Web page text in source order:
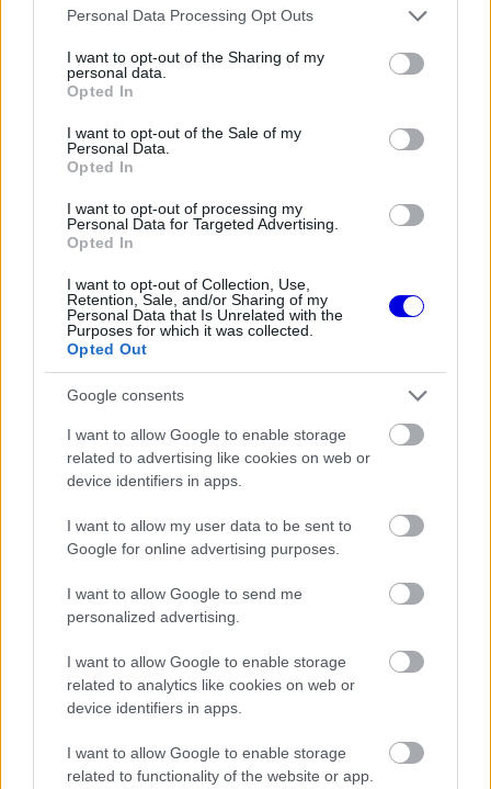
Please note that this website/app uses one or more Google
not limited to your visit or usage behaviour. You may click to
grant or deny consent to Google and its third-party tags to
use your data for below specified purposes in below Google
consent section.
Personal Data Processing Opt Outs
I want to opt-out of the Sharing of my
personal data.
Opted In
I want to opt-out of the Sale of my
Personal Data.
Opted In
I want to opt-out of processing my
Personal Data for Targeted Advertising.
Opted In
I want to opt-out of Collection, Use,
Retention, Sale, and/or Sharing of my
Personal Data that Is Unrelated with the
Purposes for which it was collected.
Opted Out
Google consents
I want to allow Google to enable storage
related to advertising like cookies on web or
device identifiers in apps.
I want to allow my user data to be sent to
Google for online advertising purposes.
I want to allow Google to send me
personalized advertising.
I want to allow Google to enable storage
related to analytics like cookies on web or
device identifiers in apps.
I want to allow Google to enable storage
related to functionality of the website or app.
This
modal
window.
The media could not be loaded, either because
is not supported.
Nem sokkal később már Norris is úgy
fogalmazott, hogy
reméli, elegendő italt rendelt
a csapata , mert nagy bulit szeretne csapni, ami a
jelek szerint már a csapatfotózás előkészülete
EZEKET IS AJÁNLJUK
Norris és Hamilton között a Magyar
Nagydíj után
FORMA-1